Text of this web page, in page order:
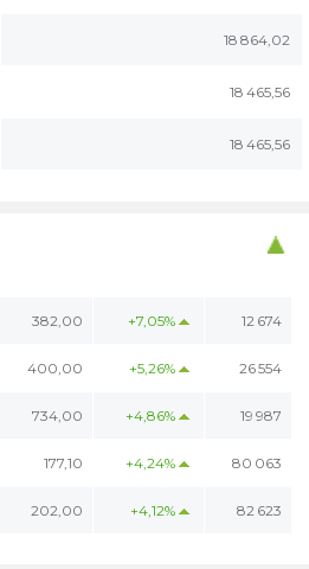
18 864,02
18 465,56
18 465,56
382,00 +7,05% 12 674
400,00 +5,26% 26 554
734,00 +4,86% 19 987
177,10 +4,24% 80 063
202,00 +4,12% 82 623